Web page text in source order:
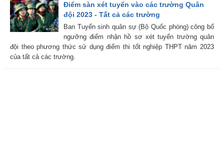
Điểm sàn xét tuyển vào các trường Quân
đội 2023 - Tất cả các trường
Ban Tuyển sinh quân sự (Bộ Quốc phòng) công bố
ngưỡng điểm nhận hồ sơ xét tuyển trường quân
đội theo phương thức sử dụng điểm thi tốt nghiệp THPT năm 2023
của tất cả các trường.